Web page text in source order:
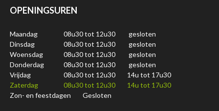
OPENINGSUREN
Maandag 08u30 tot 12u30
gesloten
Dinsdag
08u30 tot 12u30
gesloten
Woensdag
08u30 tot 12u30
gesloten
Donderdag
08u30 tot 12u30
gesloten
Vrijdag
08u30 tot 12u30
14u tot 17u30
Zaterdag
08u30 tot 12u30
14u tot 17u30
Zon- en feestdagen
Gesloten